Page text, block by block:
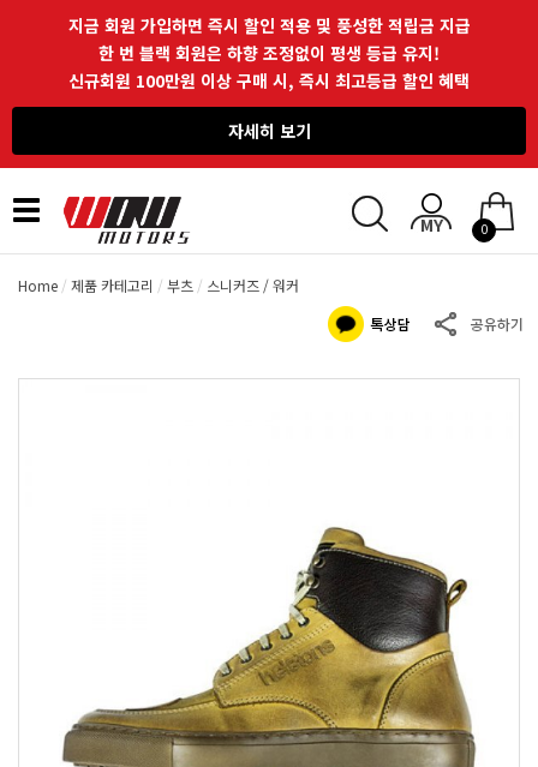
지금 회원 가입하면 즉시 할인 적용 및 풍성한 적립금 지급
한 번 블랙 회원은 하향 조정없이 평생 등급 유지!
신규회원 100만원 이상 구매 시, 즉시 최고등급 할인 혜택
자세히 보기
Toggle
navigation
0
Home 제품 카테고리 부츠 스니커즈 / 워커